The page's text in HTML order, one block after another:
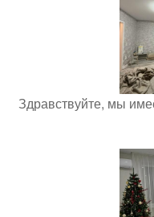
Здравствуйте, мы